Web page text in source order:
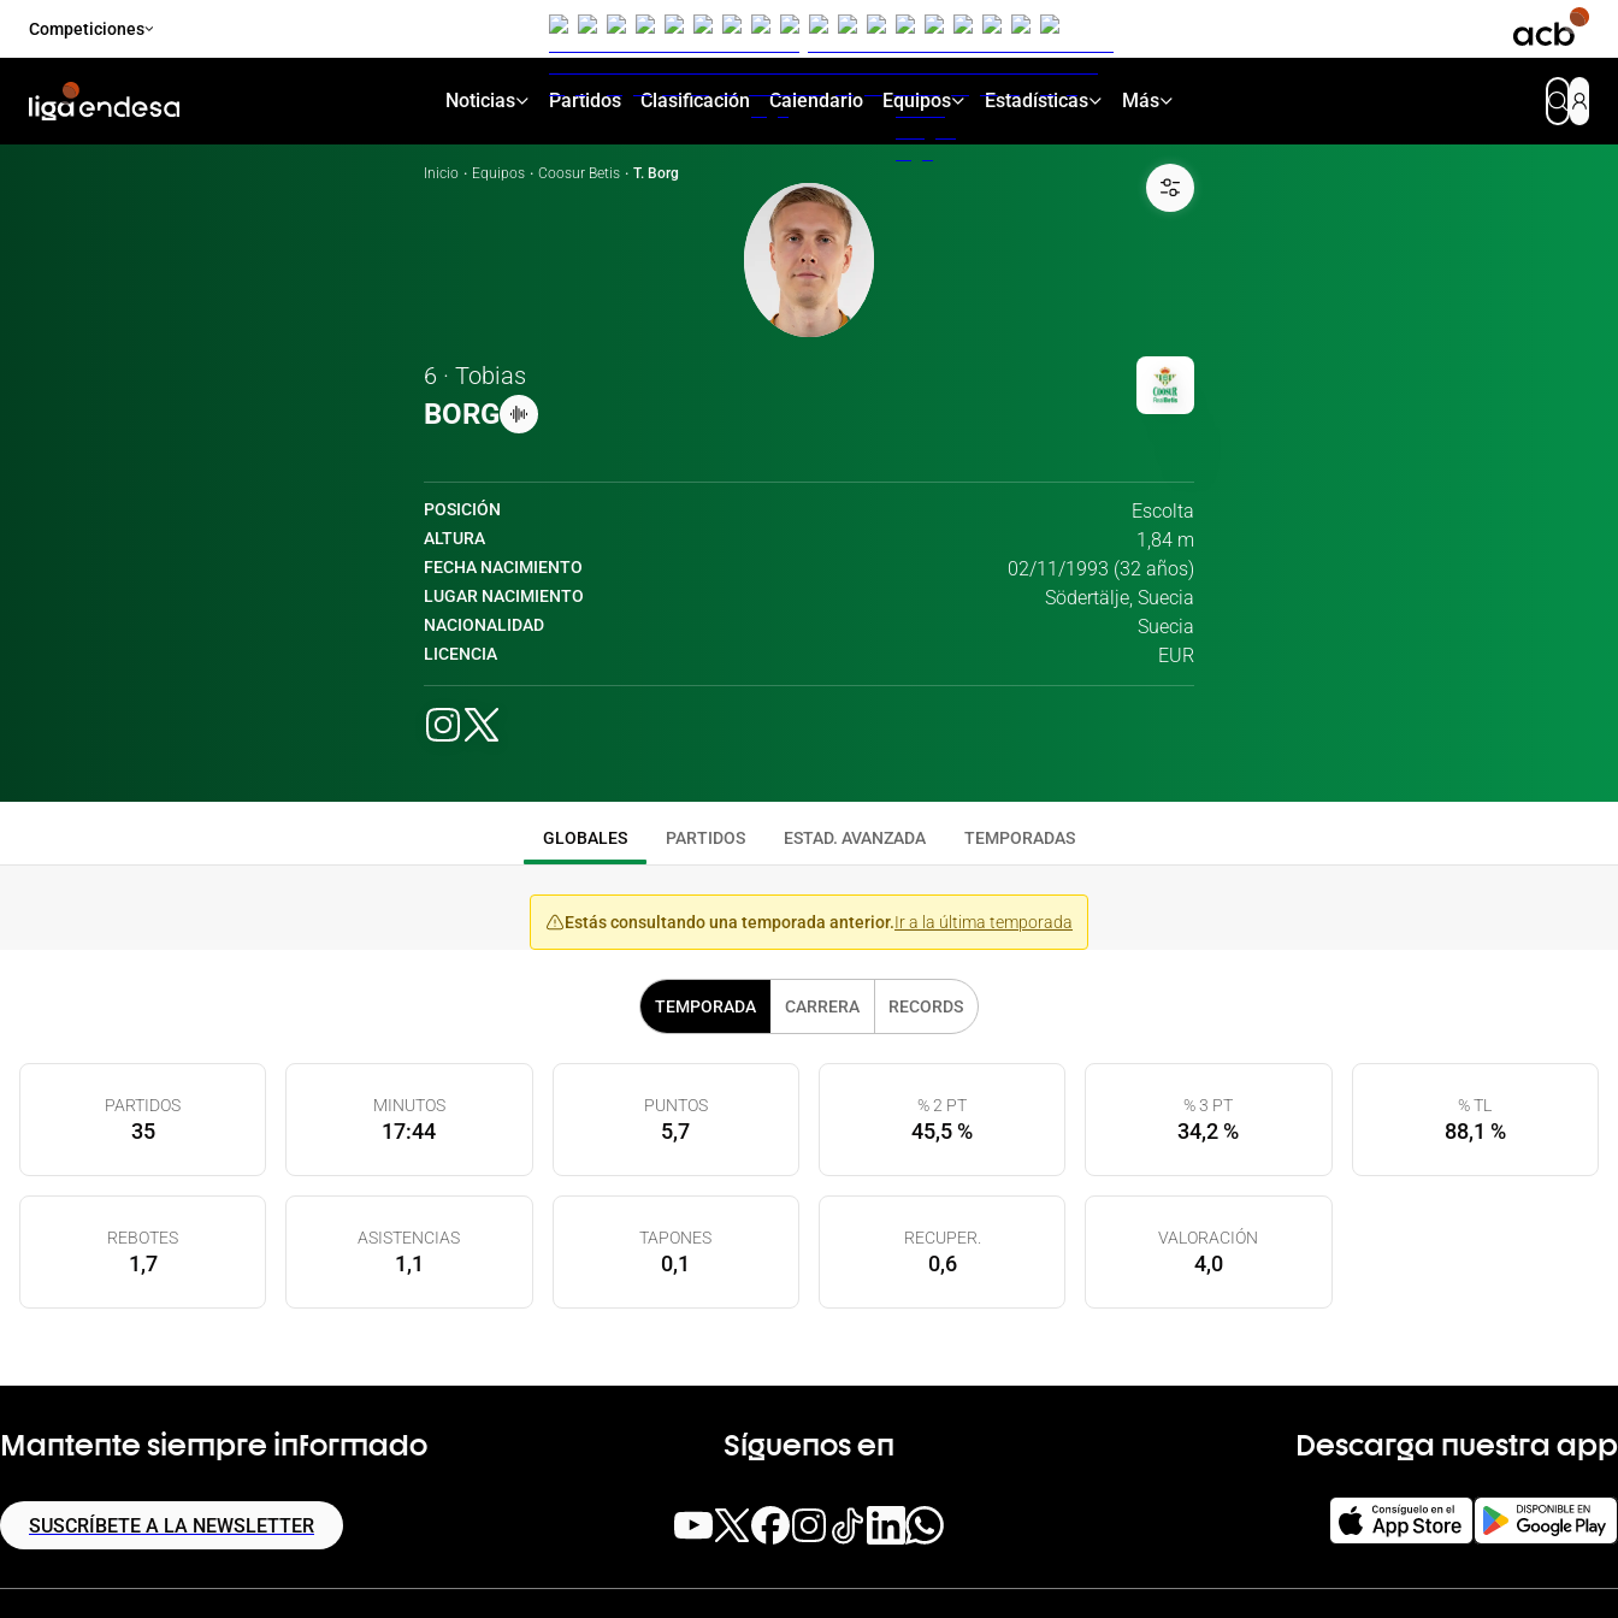
Competiciones
Noticias Partidos Clasificación Calendario Equipos Estadísticas Más
Inicio · Equipos · Coosur Betis · T. Borg
6 · Tobias
BORG
POSICIÓN Escolta
ALTURA 1,84 m
FECHA NACIMIENTO 02/11/1993 (32 años)
LUGAR NACIMIENTO Södertälje, Suecia
NACIONALIDAD Suecia
LICENCIA EUR
GLOBALES PARTIDOS ESTAD. AVANZADA TEMPORADAS
Estás consultando una temporada anterior.Ir a la última temporada
TEMPORADA CARRERA RECORDS
PARTIDOS
35
MINUTOS
17:44
PUNTOS
5,7
% 2 PT
45,5 %
% 3 PT
34,2 %
% TL
88,1 %
REBOTES
1,7
ASISTENCIAS
1,1
TAPONES
0,1
RECUPER.
0,6
VALORACIÓN
4,0
Mantente siempre informado
SUSCRÍBETE A LA NEWSLETTER
Síguenos en Descarga nuestra app